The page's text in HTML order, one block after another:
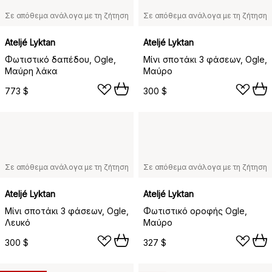
Σε απόθεμα ανάλογα με τη ζήτηση
Ateljé Lyktan
Φωτιστικό δαπέδου, Ogle,
Μαύρη λάκα
773 $
Σε απόθεμα ανάλογα με τη ζήτηση
Ateljé Lyktan
Μίνι σποτάκι 3 φάσεων, Ogle,
Μαύρο
300 $
Σε απόθεμα ανάλογα με τη ζήτηση
Ateljé Lyktan
Μίνι σποτάκι 3 φάσεων, Ogle,
Λευκό
300 $
Σε απόθεμα ανάλογα με τη ζήτηση
Ateljé Lyktan
Φωτιστικό οροφής Ogle,
Μαύρο
327 $